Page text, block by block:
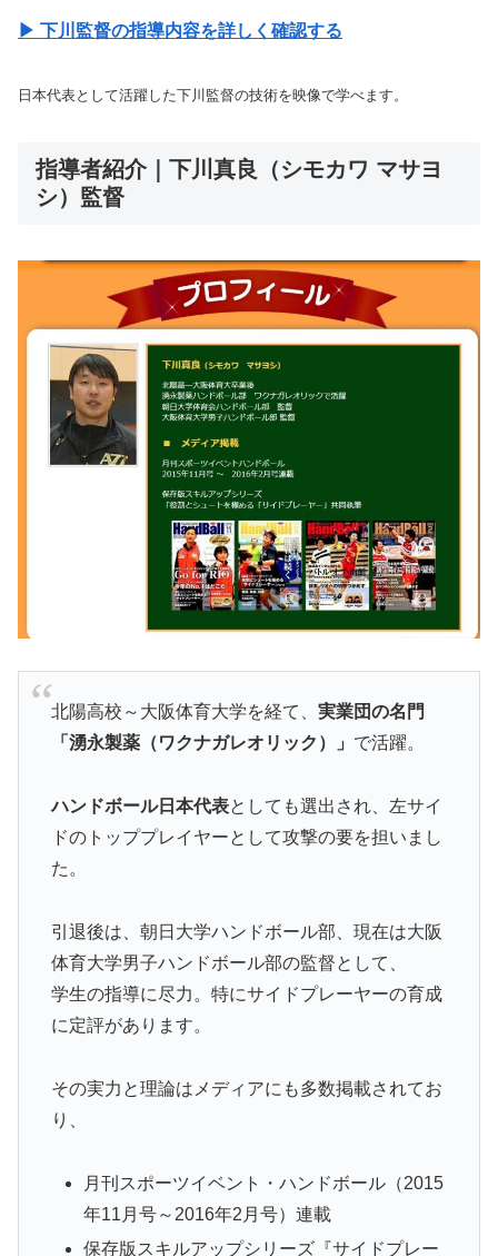
▶ 下川監督の指導内容を詳しく確認する
日本代表として活躍した下川監督の技術を映像で学べます。
指導者紹介｜下川真良（シモカワ マサヨ
シ）監督
北陽高校～大阪体育大学を経て、 実業団の名門
「湧永製薬（ワクナガレオリック）」 で活躍。
ハンドボール日本代表としても選出され、左サイ
ドのトッププレイヤーとして攻撃の要を担いまし
た。
引退後は、朝日大学ハンドボール部、現在は大阪
体育大学男子ハンドボール部の監督として、
学生の指導に尽力。特にサイドプレーヤーの育成
に定評があります。
その実力と理論はメディアにも多数掲載されてお
り、
月刊スポーツイベント・ハンドボール（2015
年11月号～2016年2月号）連載
保存版スキルアップシリーズ『サイドプレー